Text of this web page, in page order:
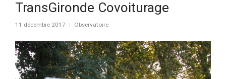
TransGironde Covoiturage
11 décembre 2017 Observatoire